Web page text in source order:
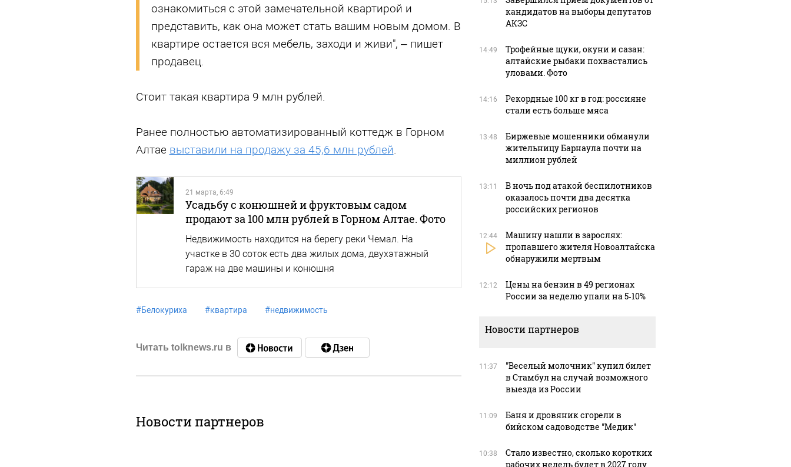
ознакомиться с этой замечательной квартирой и
представить, как она может стать вашим новым домом. В
квартире остается вся мебель, заходи и живи", – пишет
продавец.
Стоит такая квартира 9 млн рублей.
Ранее полностью автоматизированный коттедж в Горном
Алтае выставили на продажу за 45,6 млн рублей.
21 марта, 6:49
Усадьбу с конюшней и фруктовым садом
продают за 100 млн рублей в Горном Алтае. Фото
Недвижимость находится на берегу реки Чемал. На
участке в 30 соток есть два жилых дома, двухэтажный
гараж на две машины и конюшня
#Белокуриха #квартира #недвижимость
Читать tolknews.ru в
Новости партнеров
кандидатов на выборы депутатов
АКЗС
14:49
Трофейные щуки, окуни и сазан:
алтайские рыбаки похвастались
уловами. Фото
14:16
Рекордные 100 кг в год: россияне
стали есть больше мяса
13:48
Биржевые мошенники обманули
жительницу Барнаула почти на
миллион рублей
13:11
В ночь под атакой беспилотников
оказалось почти два десятка
российских регионов
12:44
Машину нашли в зарослях:
пропавшего жителя Новоалтайска
обнаружили мертвым
12:12
Цены на бензин в 49 регионах
России за неделю упали на 5‑10%
Новости партнеров
11:37
"Веселый молочник" купил билет
в Стамбул на случай возможного
выезда из России
11:09
Баня и дровяник сгорели в
бийском садоводстве "Медик"
10:38
Стало известно, сколько коротких
рабочих недель будет в 2027 году